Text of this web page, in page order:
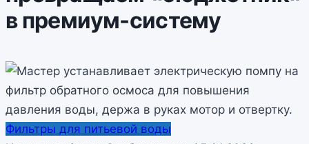
в премиум-систему
Фильтры для питьевой воды